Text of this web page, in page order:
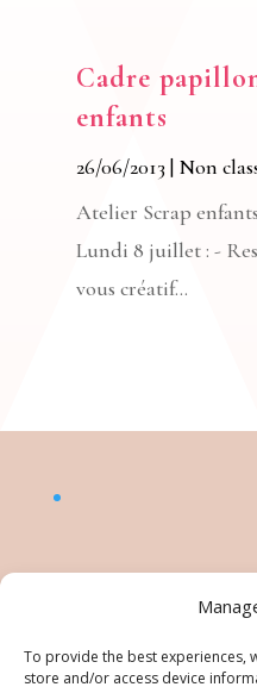
To provide the best experiences,
store and/or access device
Cadre
enfants
26/06/2013 | Non
Atelier Scrap
Lundi 8 juillet : -
vous créatif...